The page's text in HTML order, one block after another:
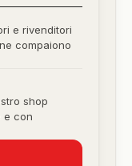
e rivenditori
compaiono
shop
e con